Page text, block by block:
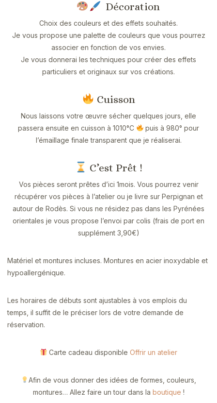
Décoration
Choix des couleurs et des effets souhaités.
Je vous propose une palette de couleurs que vous pourrez
associer en fonction de vos envies.
Je vous donnerai les techniques pour créer des effets
particuliers et originaux sur vos créations.
Cuisson
Nous laissons votre œuvre sécher quelques jours, elle
passera ensuite en cuisson à 1010°C
puis à 980° pour
l’émaillage finale transparent que je réaliserai.
C’est Prêt !
Vos pièces seront prêtes d’ici 1mois. Vous pourrez venir
récupérer vos pièces à l’atelier ou je livre sur Perpignan et
autour de Rodès. Si vous ne résidez pas dans les Pyrénées
orientales je vous propose l’envoi par colis (frais de port en
supplément 3,90€)
Matériel et montures incluses. Montures en acier inoxydable et
hypoallergénique.
Les horaires de débuts sont ajustables à vos emplois du
temps, il suffit de le préciser lors de votre demande de
réservation.
Carte cadeau disponibleOffrir un atelier
Afin de vous donner des idées de formes, couleurs,
montures… Allez faire un tour dans la boutique !